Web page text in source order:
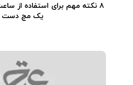
۸ نکته مهم برای استفاده از
یک مچ دست